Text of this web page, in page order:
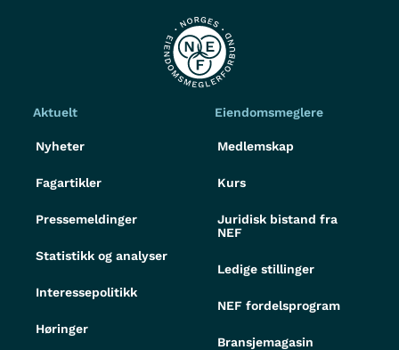
Aktuelt
Nyheter
Fagartikler
Pressemeldinger
Statistikk og analyser
Interessepolitikk
Høringer
Eiendomsmeglere
Medlemskap
Kurs
Juridisk bistand fra
NEF
Ledige stillinger
NEF fordelsprogram
Bransjemagasin